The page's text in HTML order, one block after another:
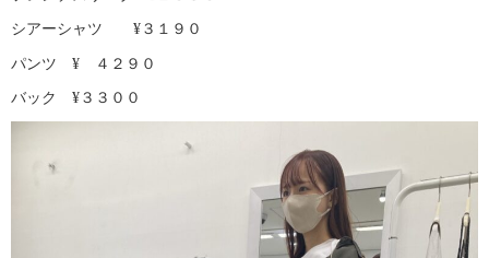
シアーシャツ ¥３１９０
パンツ ¥ ４２９０
バック ¥３３００